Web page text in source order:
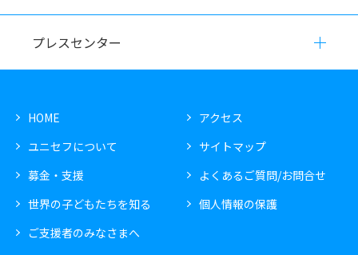
プレスセンター
HOME
ユニセフについて
募金・支援
世界の子どもたちを知る
ご支援者のみなさまへ
アクセス
サイトマップ
よくあるご質問/お問合せ
個人情報の保護